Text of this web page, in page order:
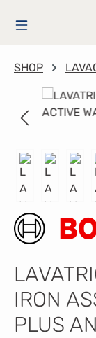
Passa al
SHOP
Salta la
IRON
PLUS